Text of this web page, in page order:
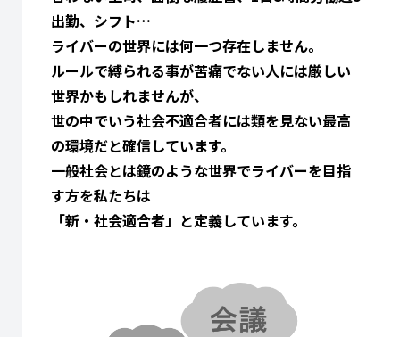
出勤、シフト…
ライバーの世界には何一つ存在しません。
ルールで縛られる事が苦痛でない人には厳しい
世界かもしれませんが、
世の中でいう社会不適合者には類を見ない最高
の環境だと確信しています。
一般社会とは鏡のような世界でライバーを目指
す方を私たちは
「新・社会適合者」と定義しています。